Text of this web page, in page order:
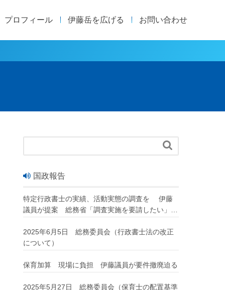
プロフィール 伊藤岳を広げる お問い合わせ

国政報告
特定行政書士の実績、活動実態の調査を 伊藤
議員が提案 総務省「調査実施を要請したい」
2025年6月5日 総務委員会（行政書士法の改正
について）
保育加算 現場に負担 伊藤議員が要件撤廃迫る
2025年5月27日 総務委員会（保育士の配置基準